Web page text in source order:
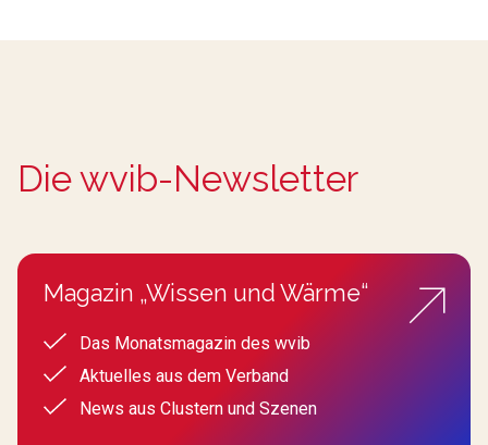
Die wvib-Newsletter
Magazin „Wissen und Wärme“
Das Monatsmagazin des wvib
Aktuelles aus dem Verband
News aus Clustern und Szenen